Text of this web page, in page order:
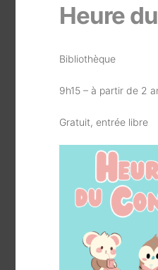
Heure
Bibliothèque
9h15 – à partir de 2
Gratuit, entrée libre